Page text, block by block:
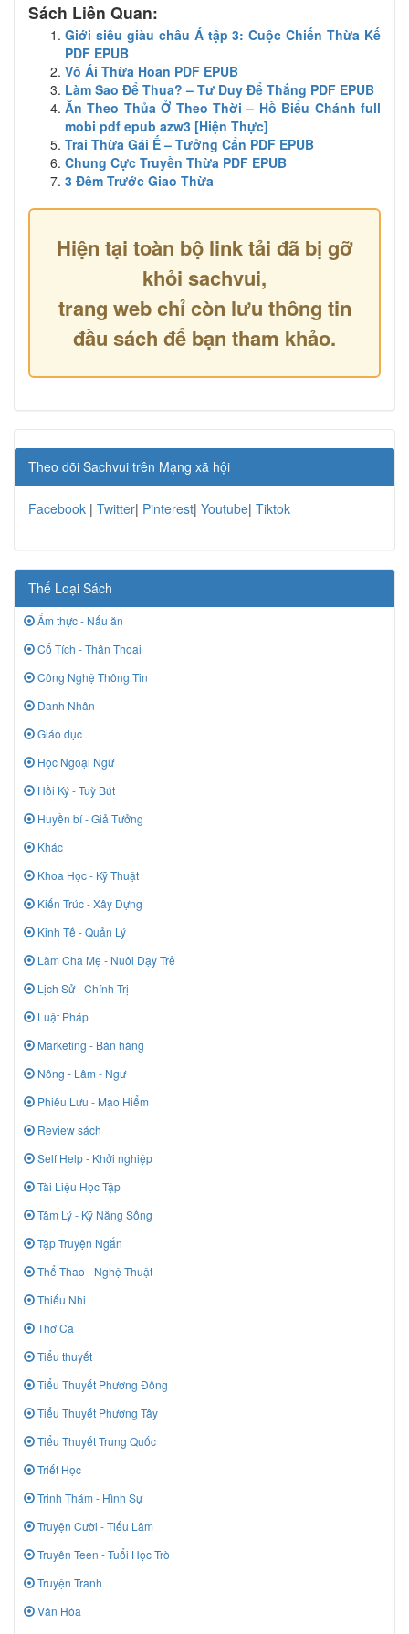
Sách Liên Quan:
Giới siêu giàu châu Á tập 3: Cuộc Chiến Thừa Kế
PDF EPUB
Vô Ái Thừa Hoan PDF EPUB
Làm Sao Để Thua? – Tư Duy Để Thắng PDF EPUB
Ăn Theo Thủa Ở Theo Thời – Hồ Biểu Chánh full
mobi pdf epub azw3 [Hiện Thực]
Trai Thừa Gái Ế – Tưởng Cẩn PDF EPUB
Chung Cực Truyền Thừa PDF EPUB
3 Đêm Trước Giao Thừa
Hiện tại toàn bộ link tải đã bị gỡ
khỏi sachvui,
trang web chỉ còn lưu thông tin
đầu sách để bạn tham khảo.
Theo dõi Sachvui trên Mạng xã hội
Facebook | Twitter| Pinterest| Youtube| Tiktok
Thể Loại Sách
Ẩm thực - Nấu ăn
Cổ Tích - Thần Thoại
Công Nghệ Thông Tin
Danh Nhân
Giáo dục
Học Ngoại Ngữ
Hồi Ký - Tuỳ Bút
Huyền bí - Giả Tưởng
Khác
Khoa Học - Kỹ Thuật
Kiến Trúc - Xây Dựng
Kinh Tế - Quản Lý
Làm Cha Mẹ - Nuôi Dạy Trẻ
Lịch Sử - Chính Trị
Luật Pháp
Marketing - Bán hàng
Nông - Lâm - Ngư
Phiêu Lưu - Mạo Hiểm
Review sách
Self Help - Khởi nghiệp
Tài Liệu Học Tập
Tâm Lý - Kỹ Năng Sống
Tập Truyện Ngắn
Thể Thao - Nghệ Thuật
Thiếu Nhi
Thơ Ca
Tiểu thuyết
Tiểu Thuyết Phương Đông
Tiểu Thuyết Phương Tây
Tiểu Thuyết Trung Quốc
Triết Học
Trinh Thám - Hình Sự
Truyện Cười - Tiếu Lâm
Truyên Teen - Tuổi Học Trò
Truyện Tranh
Văn Hóa